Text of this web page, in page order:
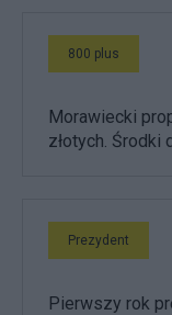
800 plus
Morawiecki
złotych. Środki
Prezydent
Pierwszy rok